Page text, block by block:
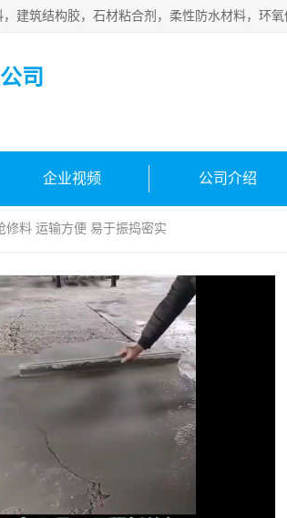
司
企业视频 公司介绍
修料 运输方便 易于振捣密实